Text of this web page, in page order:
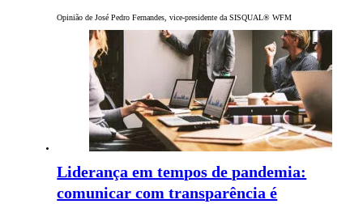
Opinião de José Pedro Fernandes, vice-presidente da SISQUAL® WFM
Liderança em tempos de pandemia:
comunicar com transparência é